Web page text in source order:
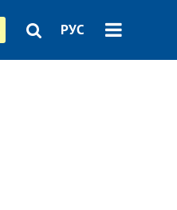
РУС